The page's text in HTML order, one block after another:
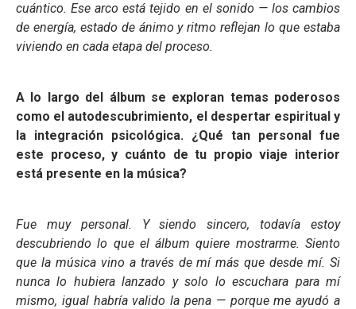
cuántico. Ese arco está tejido en el sonido — los cambios
de energía, estado de ánimo y ritmo reflejan lo que estaba
viviendo en cada etapa del proceso.
A lo largo del álbum se exploran temas poderosos
como el autodescubrimiento, el despertar espiritual y
la integración psicológica. ¿Qué tan personal fue
este proceso, y cuánto de tu propio viaje interior
está presente en la música?
Fue muy personal. Y siendo sincero, todavía estoy
descubriendo lo que el álbum quiere mostrarme. Siento
que la música vino a través de mí más que desde mí. Si
nunca lo hubiera lanzado y solo lo escuchara para mí
mismo, igual habría valido la pena — porque me ayudó a